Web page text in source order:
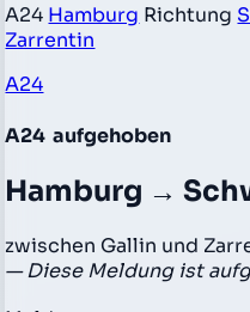
A24 Hamburg Richtung
Zarrentin
A24
A24 aufgehoben
Hamburg →
zwischen Gallin und
— Diese Meldung ist